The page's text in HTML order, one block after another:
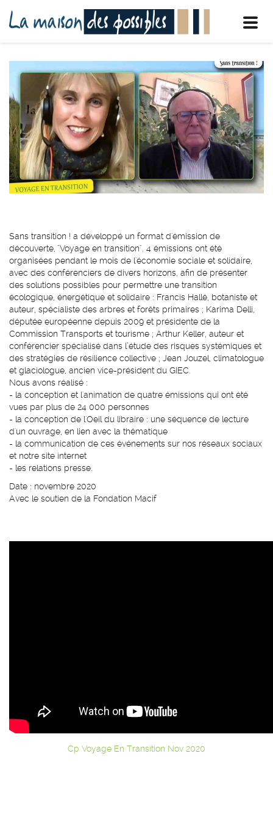
Sans transition ! a développé un format d'émission de
découverte, "Voyage en transition". 4 émissions ont été
organisées pendant le mois de l'économie sociale et solidaire,
avec des conférenciers de divers horizons, afin de présenter
des solutions possibles pour permettre une transition
écologique, énergétique et solidaire : Francis Hallé, botaniste et
auteur, spécialiste des arbres et forêts primaires ; Karima Delli,
députée européenne depuis 2009 et présidente de la
Commission Transports et tourisme ; Arthur Keller, auteur et
conférencier spécialisé dans l’étude des risques systémiques et
des stratégies de résilience collective ; Jean Jouzel, climatologue
et glaciologue, ancien vice-président du GIEC.
Nous avons réalisé :
- la conception et l'animation de quatre émissions qui ont été
vues par plus de 24 000 personnes
- la conception de l'Oeil du libraire : une séquence de lecture
d'un ouvrage, en lien avec la thématique
- la communication de ces événements sur nos réseaux sociaux
et notre site internet
- les relations presse.
Date : novembre 2020
Avec le soutien de la Fondation Macif
Cp Voyage En Transition Nov 2020